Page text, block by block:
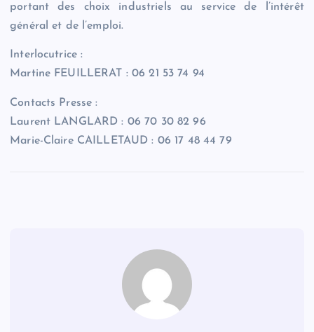
portant des choix industriels au service de l’intérêt
général et de l’emploi.
Interlocutrice :
Martine FEUILLERAT : 06 21 53 74 94
Contacts Presse :
Laurent LANGLARD : 06 70 30 82 96
Marie-Claire CAILLETAUD : 06 17 48 44 79